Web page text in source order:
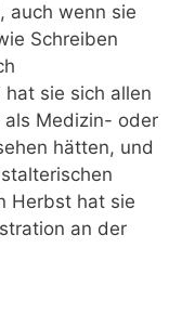
auch wenn sie
Schreiben
sie sich allen
Medizin- oder
hätten, und
Herbst hat sie
an der